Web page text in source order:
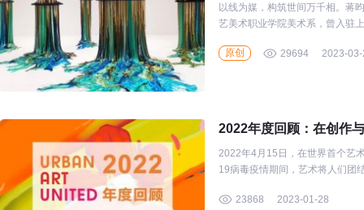
以线为媒，构筑世间万千相。蒋
艺美术职业学院美术系，曾入驻
原创
29694 2023-
2022年度回顾：在创作
2022年4月15日，在世界首个艺
19病毒疫情期间，艺术将人们团
23868 2023-01-28